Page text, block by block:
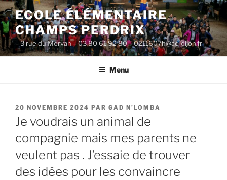
Aller
au
contenu
principal
ECOLE ÉLÉMENTAIRE
CHAMPS PERDRIX
– 3 rue du Morvan – 03 80 61 92 80 – 0211607h@ac-dijon.fr-
Menu
PUBLIÉ
LE
20 NOVEMBRE 2024 PAR GAD N'LOMBA
Je voudrais un animal de
compagnie mais mes parents ne
veulent pas . J’essaie de trouver
des idées pour les convaincre